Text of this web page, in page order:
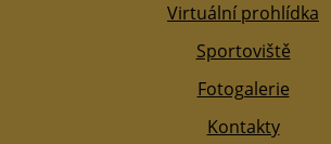
Virtuální prohlídka
Sportoviště
Fotogalerie
Kontakty